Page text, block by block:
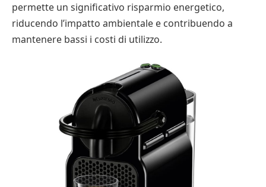
permette un significativo risparmio energetico,
riducendo l’impatto ambientale e contribuendo a
mantenere bassi i costi di utilizzo.